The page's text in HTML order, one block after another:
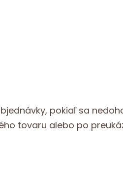
pokiaľ sa
tovaru alebo po